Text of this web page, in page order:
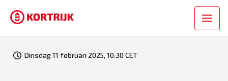
Dinsdag 11 februari 2025, 10:30 CET